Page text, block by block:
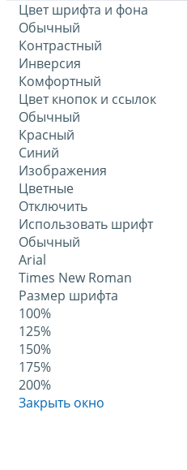
Цвет шрифта и фона
Обычный
Контрастный
Инверсия
Комфортный
Цвет кнопок и ссылок
Обычный
Красный
Синий
Изображения
Цветные
Отключить
Использовать шрифт
Обычный
Arial
Times New Roman
Размер шрифта
100%
125%
150%
175%
200%
Закрыть окно